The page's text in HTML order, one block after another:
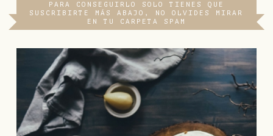
PARA CONSEGUIRLO SOLO TIENES QUE
SUSCRIBIRTE MÁS ABAJO, NO OLVIDES MIRAR
EN TU CARPETA SPAM